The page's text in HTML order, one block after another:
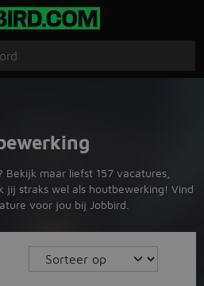
Bekijk maar liefst 157 vacatures,
jij straks wel als houtbewerking! Vind
voor jou bij Jobbird.